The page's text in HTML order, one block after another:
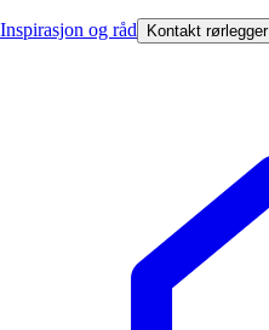
Inspirasjon og råd Kontakt rørlegger